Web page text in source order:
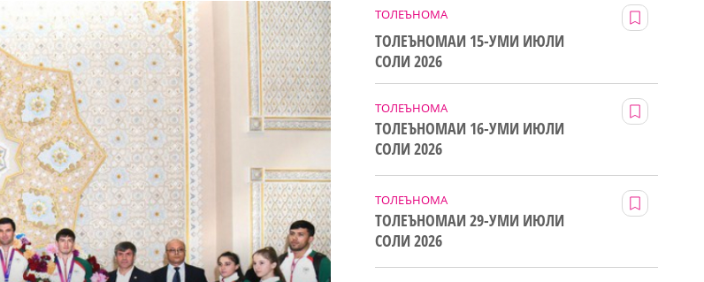
ТОЛЕЪНОМА
ТОЛЕЪНОМАИ 15-УМИ ИЮЛИ
СОЛИ 2026
ТОЛЕЪНОМА
ТОЛЕЪНОМАИ 16-УМИ ИЮЛИ
СОЛИ 2026
ТОЛЕЪНОМА
ТОЛЕЪНОМАИ 29-УМИ ИЮЛИ
СОЛИ 2026